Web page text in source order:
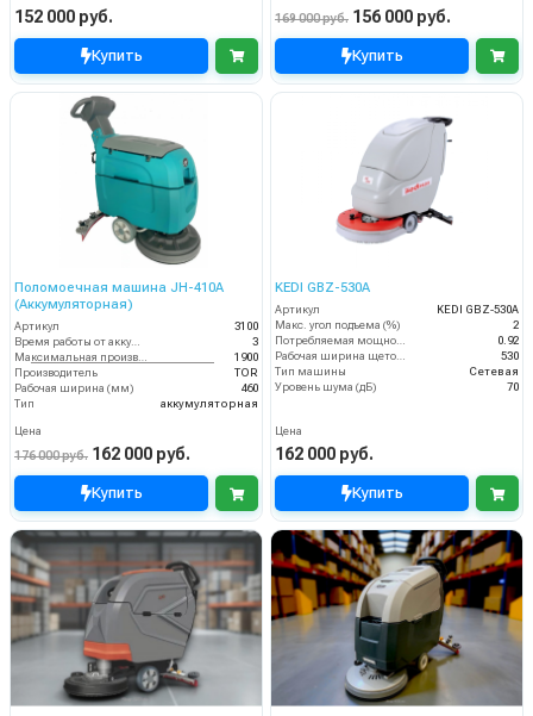
152 000 руб.
Купить
169 000 руб. 156 000 руб.
Купить
Поломоечная машина JH-410A
(Аккумуляторная)
Артикул
3100
Время работы от аккумуляторов (ч)
3
Максимальная производительность (кв.м/час)
1900
Производитель
TOR
Рабочая ширина (мм)
460
Тип
аккумуляторная
Цена
176 000 руб. 162 000 руб.
Купить
KEDI GBZ-530A
Артикул
KEDI GBZ-530A
Макс. угол подъема (%)
2
Потребляемая мощность (кВт)
0.92
Рабочая ширина щеток (мм)
530
Тип машины
Сетевая
Уровень шума (дБ)
70
Цена
162 000 руб.
Купить